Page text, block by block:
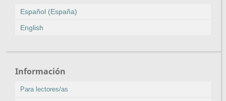
Español (España)
English
Información
Para lectores/as